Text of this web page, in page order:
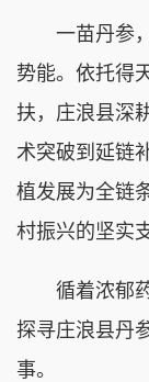
一苗丹参，
势能。依托得
扶，庄浪县深
术突破到延链
植发展为全链
村振兴的坚实
循着浓郁药
探寻庄浪县丹
事。